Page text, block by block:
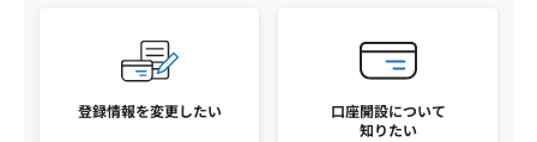
登録情報を変更したい
口座開設について
知りたい